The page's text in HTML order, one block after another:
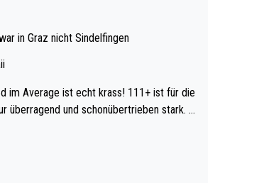
in Graz nicht Sindelfingen
ist echt krass! 111+ ist für die
überragend und schonübertrieben stark. U
ja n